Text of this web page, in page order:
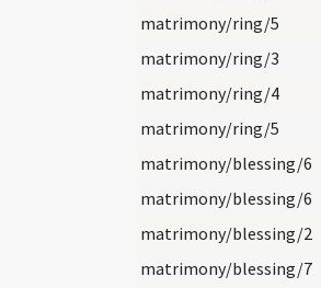
matrimony/ring/5
matrimony/ring/3
matrimony/ring/4
matrimony/ring/5
matrimony/blessing/6
matrimony/blessing/6
matrimony/blessing/2
matrimony/blessing/7